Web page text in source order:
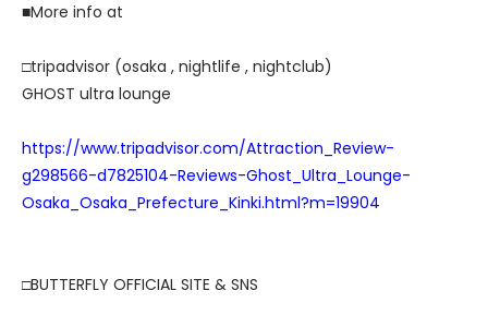
■More info at
□tripadvisor (osaka , nightlife , nightclub)
GHOST ultra lounge
https://www.tripadvisor.com/Attraction_Review-
g298566-d7825104-Reviews-Ghost_Ultra_Lounge-
Osaka_Osaka_Prefecture_Kinki.html?m=19904
□BUTTERFLY OFFICIAL SITE & SNS